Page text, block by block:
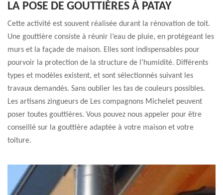
LA POSE DE GOUTTIÈRES À PATAY
Cette activité est souvent réalisée durant la rénovation de toit.
Une gouttière consiste à réunir l’eau de pluie, en protégeant les
murs et la façade de maison. Elles sont indispensables pour
pourvoir la protection de la structure de l’humidité. Différents
types et modèles existent, et sont sélectionnés suivant les
travaux demandés. Sans oublier les tas de couleurs possibles.
Les artisans zingueurs de Les compagnons Michelet peuvent
poser toutes gouttières. Vous pouvez nous appeler pour être
conseillé sur la gouttière adaptée à votre maison et votre
toiture.